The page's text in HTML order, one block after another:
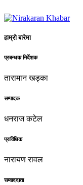
हाम्रो बारेमा
प्रबन्धक निर्देशक
तारामान खड्का
सम्पादक
धनराज कटेल
प्राविधिक
नारायण रावल
सम्वाददाता